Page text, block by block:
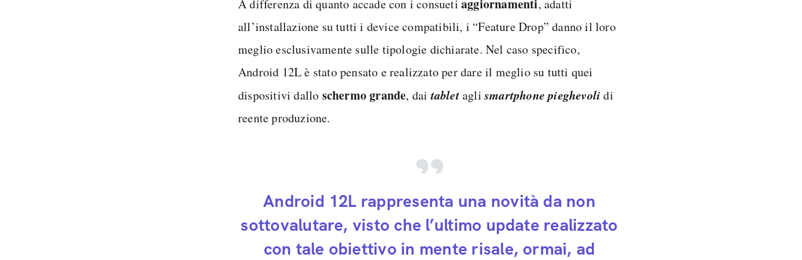
A differenza di quanto accade con i consueti aggiornamenti, adatti
all’installazione su tutti i device compatibili, i “Feature Drop” danno il loro
meglio esclusivamente sulle tipologie dichiarate. Nel caso specifico,
Android 12L è stato pensato e realizzato per dare il meglio su tutti quei
dispositivi dallo schermo grande, daitabletaglismartphone pieghevolidi
reente produzione.
Android 12L rappresenta una novità da non
sottovalutare, visto che l’ultimo update realizzato
con tale obiettivo in mente risale, ormai, ad